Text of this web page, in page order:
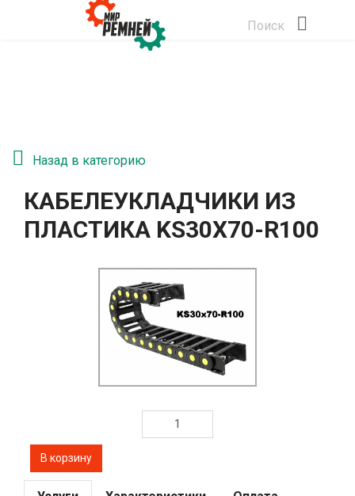
Поиск
Назад в категорию
КАБЕЛЕУКЛАДЧИКИ ИЗ
ПЛАСТИКА KS30Х70-R100